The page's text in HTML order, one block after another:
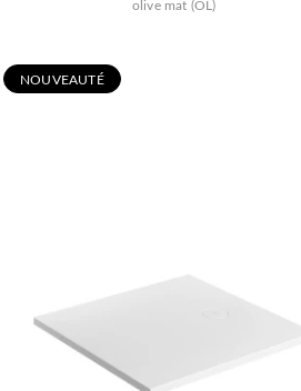
olive mat (OL)
NOUVEAUTÉ